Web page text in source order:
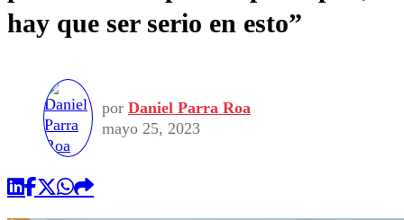
Otros Deportes
Seleccion Chilena
Universidad Católica
Universidad de Chile
Dato Practico
Economía
Política
Sustentabilidad
Publicaciones en medios
hay que ser serio en esto”
por Daniel Parra Roa
mayo 25, 2023